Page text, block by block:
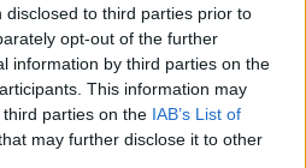
to third parties prior to
opt-out of the further
information by third parties on the
This information may
parties on the IAB’s List of
may further disclose it to other